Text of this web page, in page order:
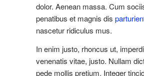
dolor. Aenean massa. Cum
penatibus et magnis dis
nascetur ridiculus mus.
In enim justo, rhoncus ut,
venenatis vitae, justo. Nullam
pede mollis pretium. Integer